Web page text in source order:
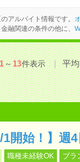
アルバイト情報です。
融関連の条件の他に、
～13件表示 平
1開始！】週
職種未経験OK ブラ